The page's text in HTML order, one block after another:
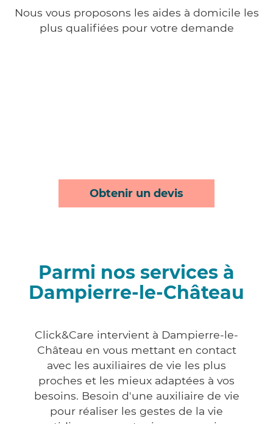
Nous vous proposons les aides à domicile les
plus qualifiées pour votre demande
Obtenir un devis
Parmi nos services à
Dampierre-le-Château
Click&Care intervient à Dampierre-le-
Château en vous mettant en contact
avec les auxiliaires de vie les plus
proches et les mieux adaptées à vos
besoins. Besoin d'une auxiliaire de vie
pour réaliser les gestes de la vie